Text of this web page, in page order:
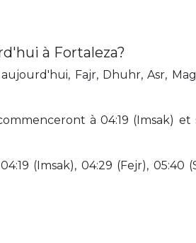
à Fortaleza?
Fajr, Dhuhr, Asr,
à 04:19 (Imsak)
(Imsak), 04:29 (Fejr), 05:40